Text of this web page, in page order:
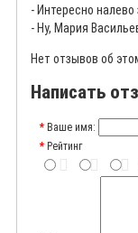
- Интересно
- Ну, Мария
Нет отзывов об
Написать
Ваше имя:
Рейтинг